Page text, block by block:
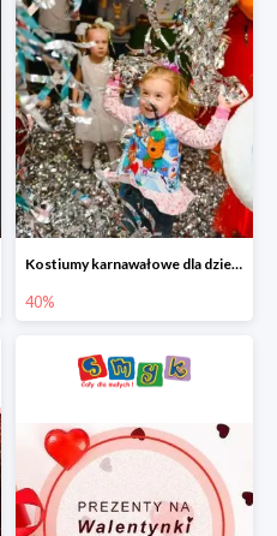
Kostiumy karnawałowe dla dzieci w Smyku do -40%
40%